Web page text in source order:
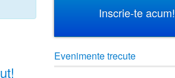
Inscrie-te acum!
Evenimente trecute